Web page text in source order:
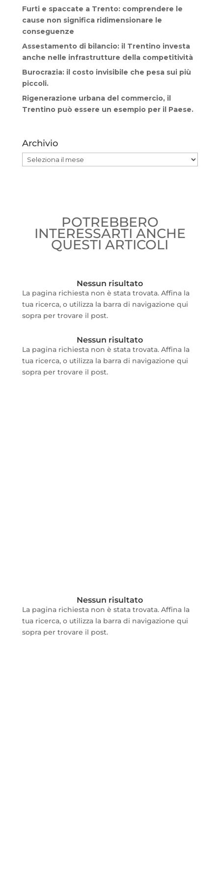
Furti e spaccate a Trento: comprendere le
cause non significa ridimensionare le
conseguenze
Assestamento di bilancio: il Trentino investa
anche nelle infrastrutture della competitività
Burocrazia: il costo invisibile che pesa sui più
piccoli.
Rigenerazione urbana del commercio, il
Trentino può essere un esempio per il Paese.
Archivio
Archivio
POTREBBERO
INTERESSARTI ANCHE
QUESTI ARTICOLI
Nessun risultato
La pagina richiesta non è stata trovata. Affina la
tua ricerca, o utilizza la barra di navigazione qui
sopra per trovare il post.
Nessun risultato
La pagina richiesta non è stata trovata. Affina la
tua ricerca, o utilizza la barra di navigazione qui
sopra per trovare il post.
Nessun risultato
La pagina richiesta non è stata trovata. Affina la
tua ricerca, o utilizza la barra di navigazione qui
sopra per trovare il post.